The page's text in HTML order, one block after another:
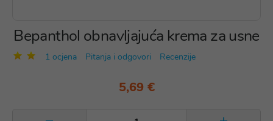
Bepanthol obnavljajuća krema za usne
1 ocjena Pitanja i odgovori Recenzije
5,69 €